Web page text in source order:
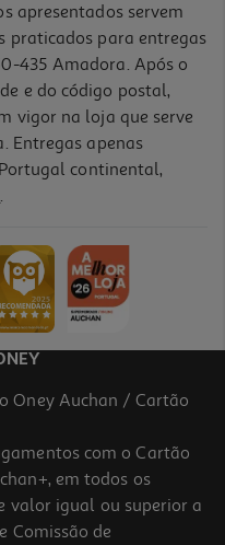
apresentados servem
praticados para entregas
435 Amadora. Após o
e do código postal,
vigor na loja que serve
Entregas apenas
continental,
.
Oney Auchan / Cartão
com o Cartão
em todos os
valor igual ou superior a
Comissão de